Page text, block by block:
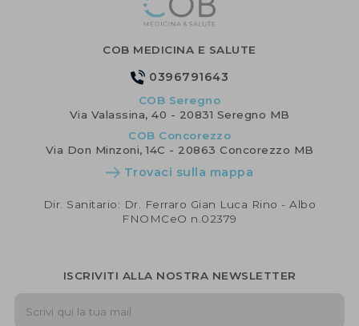
COB MEDICINA E SALUTE
0396791643
COB Seregno
Via Valassina, 40 - 20831 Seregno MB
COB Concorezzo
Via Don Minzoni, 14C - 20863 Concorezzo MB
Trovaci sulla mappa
Dir. Sanitario: Dr. Ferraro Gian Luca Rino - Albo
FNOMCeO n.02379
ISCRIVITI ALLA NOSTRA NEWSLETTER